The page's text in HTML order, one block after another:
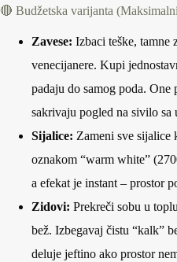
🔴 Budžetska varijanta
Zavese: Izbaci teške, tamne
venecijanere. Kupi
padaju do samog poda. One
sakrivaju pogled na sivilo sa
Sijalice: Zameni sve sijalice
oznakom “warm white”
a efekat je instant – prostor
Zidovi: Prekreči sobu u
bež. Izbegavaj čistu “kalk”
deluje jeftino ako prostor